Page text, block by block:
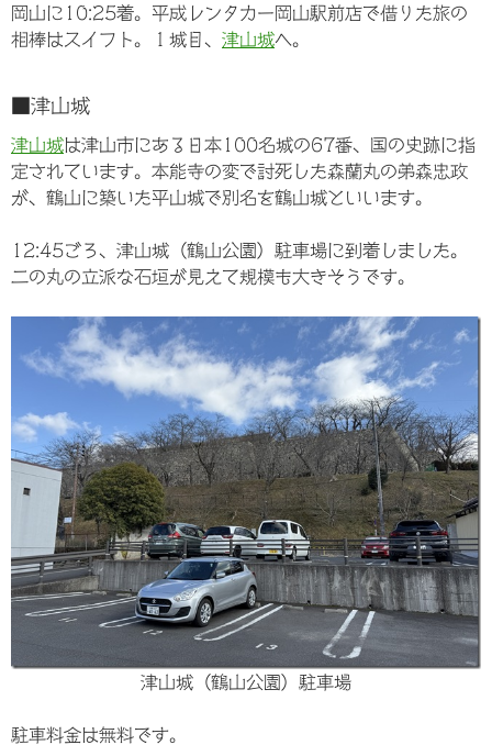
岡山に10:25着。平成レンタカー岡山駅前店で借りた旅の
相棒はスイフト。１城目、 津山城へ。
■津山城
津山城は津山市にある日本100名城の67番、国の史跡に指
定されています。本能寺の変で討死した森蘭丸の弟森忠政
が、鶴山に築いた平山城で別名を鶴山城といいます。
12:45ごろ、津山城（鶴山公園）駐車場に到着しました。
二の丸の立派な石垣が見えて規模も大きそうです。
津山城（鶴山公園）駐車場
駐車料金は無料です。